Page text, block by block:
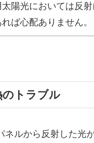
太陽光においては反
ば心配ありません。
のトラブル
ネルから反射した光